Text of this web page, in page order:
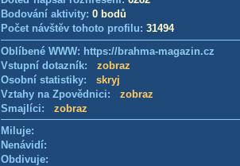
Bodování aktivity: 0 bodů
Počet návštěv tohoto profilu: 31494
Oblíbené WWW: https://brahma-magazin.cz
Vstupní dotazník: zobraz
Osobní statistiky: skryj
Vztahy na Zpovědnici: zobraz
Smajlíci: zobraz
Miluje:
Nenávidí:
Obdivuje: